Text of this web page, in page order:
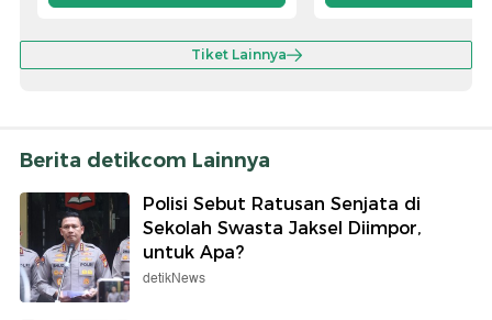
Tiket Lainnya
Berita detikcom Lainnya
Polisi Sebut Ratusan Senjata di
Sekolah Swasta Jaksel Diimpor,
untuk Apa?
detikNews